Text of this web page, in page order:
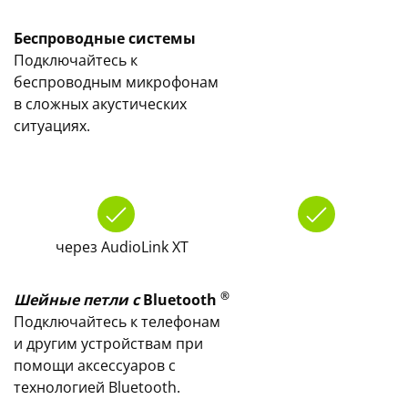
Беспроводные системы
Подключайтесь к
беспроводным микрофонам
в сложных акустических
ситуациях.
через AudioLink XT
Шейные петли сBluetooth ®
Подключайтесь к телефонам
и другим устройствам при
помощи аксессуаров с
технологией Bluetooth.